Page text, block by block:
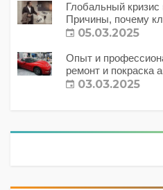
Глобальный кризис
Причины, почему
с этим делать?
05.03.2025
Опыт и
ремонт и покраска
03.03.2025